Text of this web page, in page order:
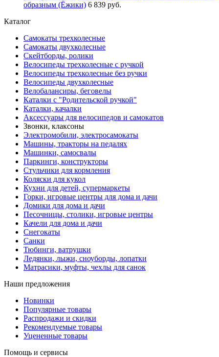
образным (Ёжики) 6 839 руб.
Каталог
Самокаты трехколесные
Самокаты двухколесные
Скейтборды, ролики
Велосипеды трехколесные с ручкой
Велосипеды трехколесные без ручки
Велосипеды двухколесные
Велобалансиры, беговелы
Каталки с "Родительской ручкой"
Каталки, качалки
Аксессуары для велосипедов и самокатов
Звонки, клаксоны
Электромобили, электросамокаты
Машины, тракторы на педалях
Машинки, самосвалы
Паркинги, конструкторы
Стульчики для кормления
Коляски для кукол
Кухни для детей, супермаркеты
Горки, игровые центры для дома и дачи
Домики для дома и дачи
Песочницы, столики, игровые центры
Качели для дома и дачи
Снегокаты
Санки
Тюбинги, ватрушки
Ледянки, лыжи, сноуборды, лопатки
Матрасики, муфты, чехлы для санок
Наши предложения
Новинки
Популярные товары
Распродажи и скидки
Рекомендуемые товары
Уцененные товары
Помощь и сервисы